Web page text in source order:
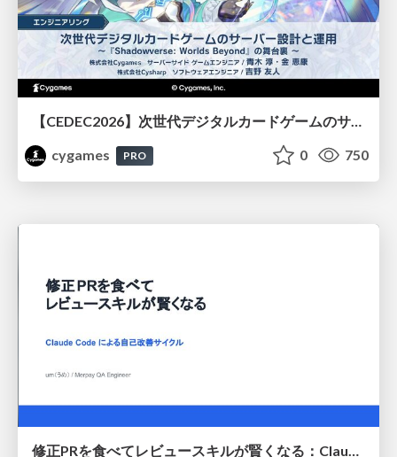
cygames
PRO 0 750
修正PRを食べてレビュースキルが賢くなる：Claude Codeによる自己改善サイクル